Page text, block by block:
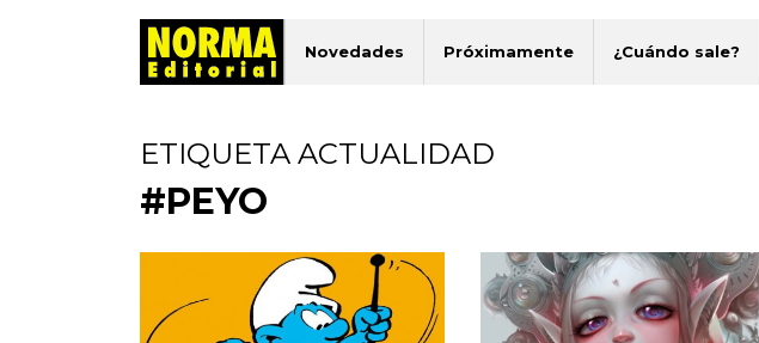
Novedades Próximamente ¿Cuándo sale?
ETIQUETA ACTUALIDAD
#PEYO